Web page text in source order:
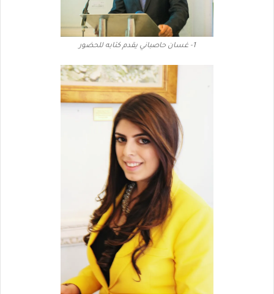
1- غسان حاصباني يقدم كتابه للحضور